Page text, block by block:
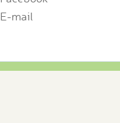
E-mail